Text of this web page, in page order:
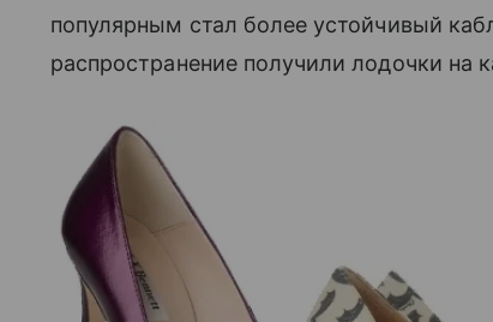
популярным стал более устойчивый
распространение получили лодочки на